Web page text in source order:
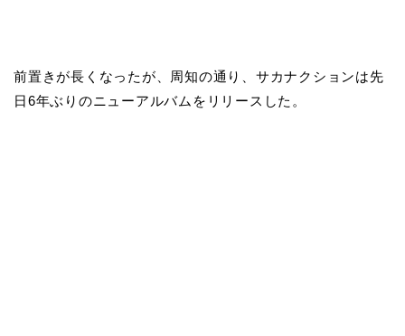
前置きが長くなったが、周知の通り、サカナクションは先
日6年ぶりのニューアルバムをリリースした。